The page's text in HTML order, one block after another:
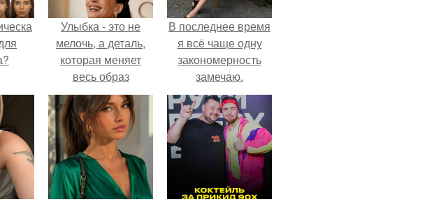
Улыбка - это не
мелочь, а деталь,
которая меняет
весь образ
человека.
В последнее время
я всё чаще одну
закономерность
замечаю.